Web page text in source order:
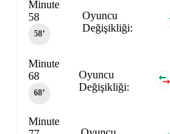
Oyuncu
Değişikliği:
Minute
58
58‎’‎
Oyuncu
Değişikliği:
Minute
68
68‎’‎
Minute